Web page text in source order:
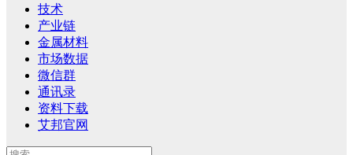
技术
产业链
金属材料
市场数据
微信群
通讯录
资料下载
艾邦官网